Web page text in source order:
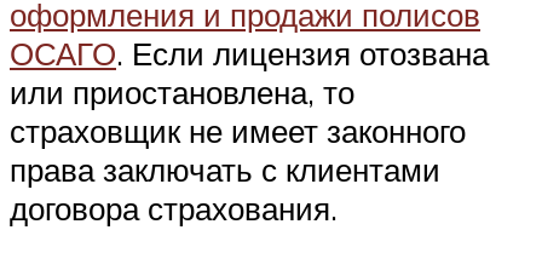
оформления и продажи полисов
ОСАГО. Если лицензия отозвана
или приостановлена, то
страховщик не имеет законного
права заключать с клиентами
договора страхования.